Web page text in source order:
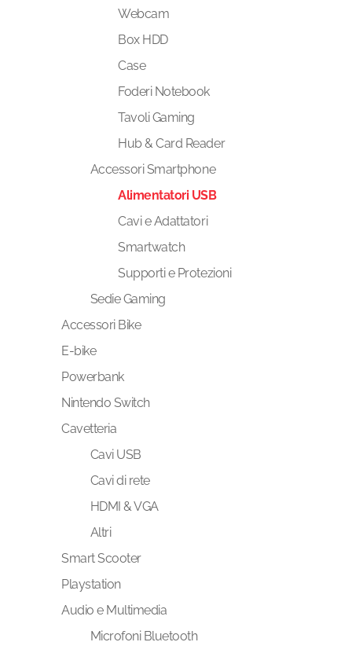
Webcam
Box HDD
Case
Foderi Notebook
Tavoli Gaming
Hub & Card Reader
Accessori Smartphone
Alimentatori USB
Cavi e Adattatori
Smartwatch
Supporti e Protezioni
Sedie Gaming
Accessori Bike
E-bike
Powerbank
Nintendo Switch
Cavetteria
Cavi USB
Cavi di rete
HDMI & VGA
Altri
Smart Scooter
Playstation
Audio e Multimedia
Microfoni Bluetooth